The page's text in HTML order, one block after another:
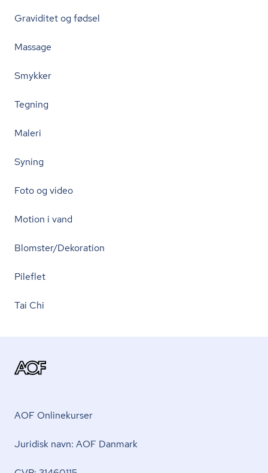
Graviditet og fødsel
Massage
Smykker
Tegning
Maleri
Syning
Foto og video
Motion i vand
Blomster/Dekoration
Pileflet
Tai Chi
AOF Onlinekurser
Juridisk navn: AOF Danmark